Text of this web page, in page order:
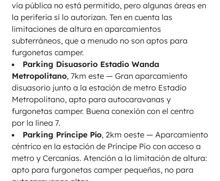
vía pública no está permitido, pero algunas áreas en
la periferia sí lo autorizan. Ten en cuenta las
limitaciones de altura en aparcamientos
subterráneos, que a menudo no son aptos para
furgonetas camper.
Parking Disuasorio Estadio Wanda
Metropolitano, 7km este — Gran aparcamiento
disuasorio junto a la estación de metro Estadio
Metropolitano, apto para autocaravanas y
furgonetas camper. Buena conexión con el centro
por la línea 7.
Parking Príncipe Pío, 2km oeste — Aparcamiento
céntrico en la estación de Príncipe Pío con acceso a
metro y Cercanías. Atención a la limitación de altura:
apto para furgonetas camper pequeñas, no para